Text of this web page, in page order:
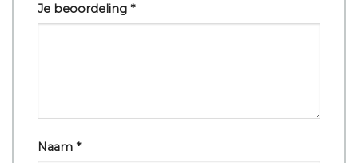
Je beoordeling *
Naam *